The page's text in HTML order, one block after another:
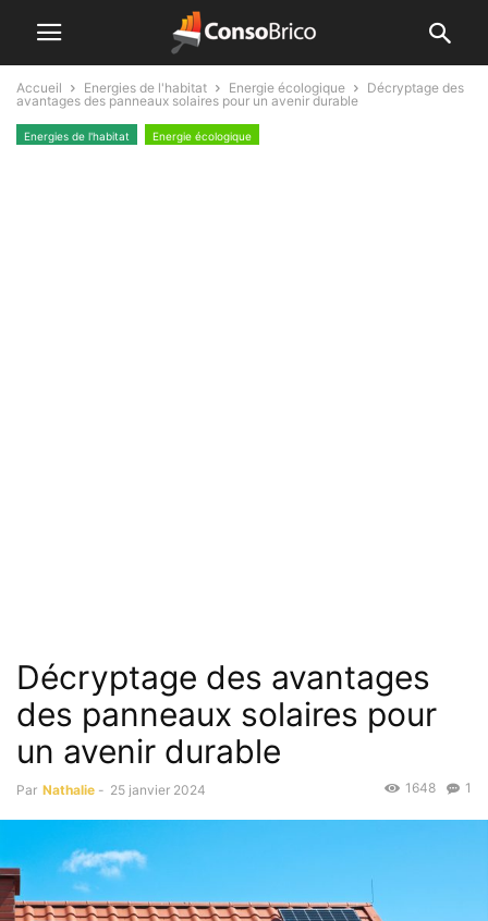
Accueil Energies de l'habitat Energie écologique
Décryptage des
avantages des panneaux solaires pour un avenir durable
Energies de l'habitat Energie écologique
Décryptage des avantages
des panneaux solaires pour
un avenir durable
Par Nathalie - 25 janvier 2024 1
1648